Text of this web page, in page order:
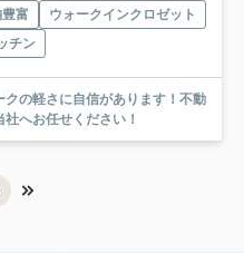
富
ウォークインクロゼット
チン
の軽さに自信があります！不動
へお任せください！